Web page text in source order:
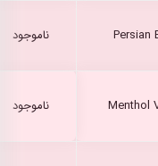
ناموجود
ناموجود